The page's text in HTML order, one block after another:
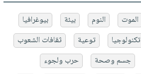
الموت النوم بيئة
بيوغرافيا
تكنولوجيا توعية
ثقافات الشعوب
جسم وصحة
حرب ولجوء